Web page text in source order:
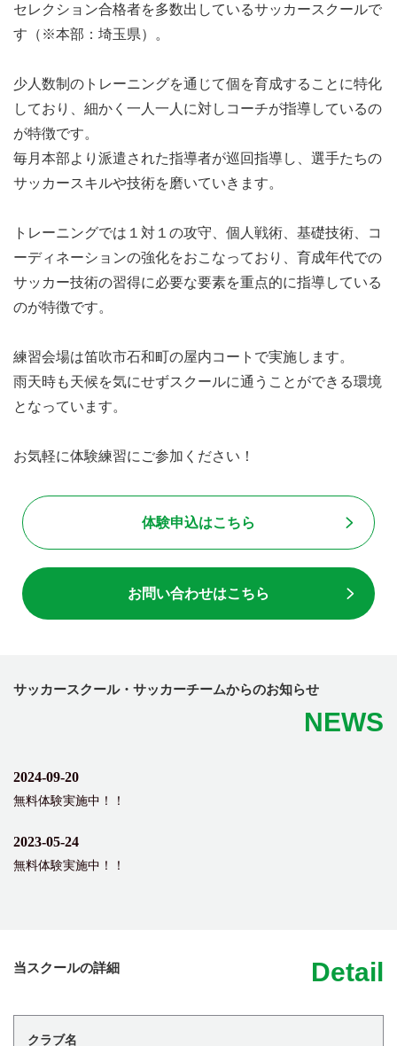
セレクション合格者を多数出しているサッカースクールで
す（※本部：埼玉県）。
少人数制のトレーニングを通じて個を育成することに特化
しており、細かく一人一人に対しコーチが指導しているの
が特徴です。
毎月本部より派遣された指導者が巡回指導し、選手たちの
サッカースキルや技術を磨いていきます。
トレーニングでは１対１の攻守、個人戦術、基礎技術、コ
ーディネーションの強化をおこなっており、育成年代での
サッカー技術の習得に必要な要素を重点的に指導している
のが特徴です。
練習会場は笛吹市石和町の屋内コートで実施します。
雨天時も天候を気にせずスクールに通うことができる環境
となっています。
お気軽に体験練習にご参加ください！
体験申込はこちら
お問い合わせはこちら
サッカースクール・サッカーチームからのお知らせ
NEWS
2024-09-20
無料体験実施中！！
2023-05-24
無料体験実施中！！
当スクールの詳細 Detail
クラブ名